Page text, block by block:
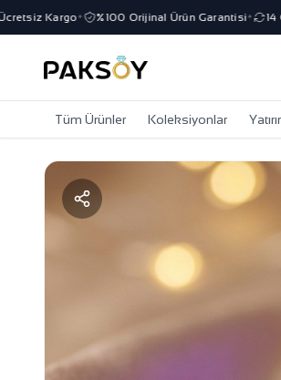
Kargo✦ %100 Orijinal Ürün Garantisi✦ 14 Gün
Tüm Ürünler Koleksiyonlar